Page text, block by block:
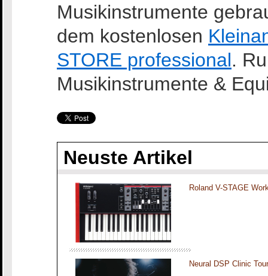
Musikinstrumente
dem kostenlosen
STORE professional.
Musikinstrumente &
Neuste Artikel
Roland V-STAGE
Neural DSP Clinic